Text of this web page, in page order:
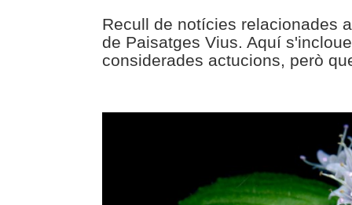
Recull de notícies relacionades
de Paisatges Vius. Aquí
considerades actucions, però